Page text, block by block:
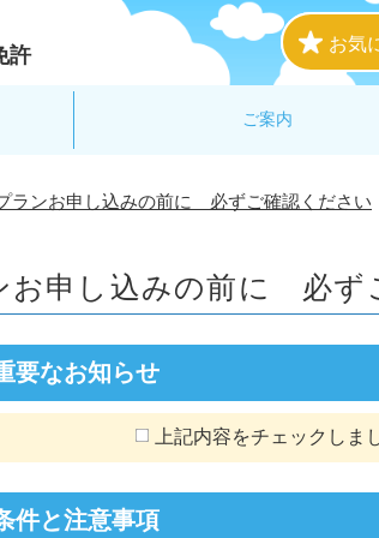
許 お気
ご案内
ランお申し込みの前に 必ずご確認ください
お申し込みの前に 必ず
要なお知らせ
上記内容をチェックしま
件と注意事項